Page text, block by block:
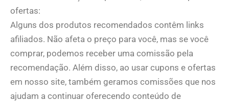
ofertas:
Alguns dos produtos recomendados contêm links
afiliados. Não afeta o preço para você, mas se você
comprar, podemos receber uma comissão pela
recomendação. Além disso, ao usar cupons e ofertas
em nosso site, também geramos comissões que nos
ajudam a continuar oferecendo conteúdo de